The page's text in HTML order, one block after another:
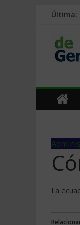
Última:
La